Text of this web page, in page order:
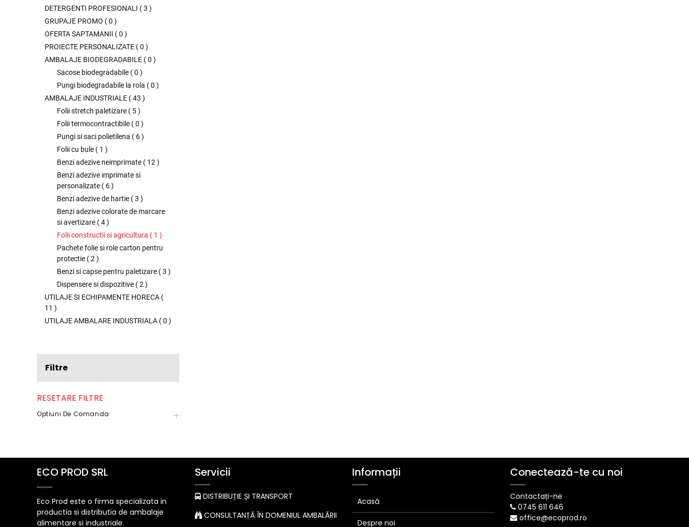
DETERGENTI PROFESIONALI (3 )
GRUPAJE PROMO (0 )
OFERTA SAPTAMANII (0 )
PROIECTE PERSONALIZATE (0 )
AMBALAJE BIODEGRADABILE (0 )
Sacose biodegradabile (0 )
Pungi biodegradabile la rola (0 )
AMBALAJE INDUSTRIALE (43 )
Folii stretch paletizare ( 5)
Folii termocontractibile (0 )
Pungi si saci polietilena ( 6)
Folii cu bule ( 1 )
Benzi adezive neimprimate ( 12 )
Benzi adezive imprimate si
personalizate ( 6)
Benzi adezive de hartie (3 )
Benzi adezive colorate de marcare
si avertizare (4)
Folii constructii si agricultura ( 1 )
Pachete folie si role carton pentru
protectie (2 )
Benzi si capse pentru paletizare (3 )
Dispensere si dispozitive (2 )
UTILAJE SI ECHIPAMENTE HORECA (
11 )
UTILAJE AMBALARE INDUSTRIALA (0 )
Filtre
RESETARE FILTRE
Optiuni De Comanda
ECO PROD SRL
Eco Prod este o firma specializata in
productia si distributia de ambalaje
alimentare si industriale.
Servicii
DISTRIBUȚIE ȘI TRANSPORT
CONSULTANȚĂ ÎN DOMENIUL AMBALĂRII
Informații
Acasă
Despre noi
Conectează-te cu noi
Contactați-ne
0745 611 646
office@ecoprod.ro